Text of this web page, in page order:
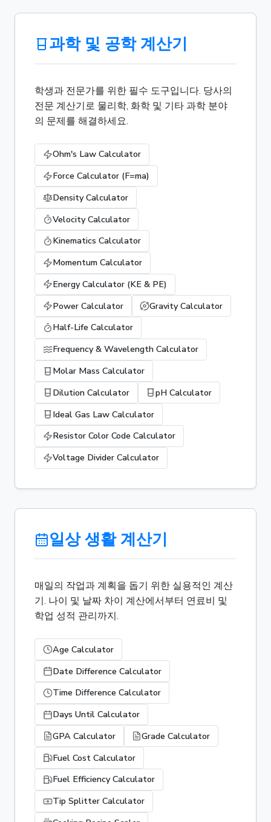
과학 및 공학 계산기
학생과 전문가를 위한 필수 도구입니다. 당사의
전문 계산기로 물리학, 화학 및 기타 과학 분야
의 문제를 해결하세요.
Ohm's Law Calculator
Force Calculator (F=ma)
Density Calculator
Velocity Calculator
Kinematics Calculator
Momentum Calculator
Energy Calculator (KE & PE)
Power Calculator
Gravity Calculator
Half-Life Calculator
Frequency & Wavelength Calculator
Molar Mass Calculator
Dilution Calculator
pH Calculator
Ideal Gas Law Calculator
Resistor Color Code Calculator
Voltage Divider Calculator
일상 생활 계산기
매일의 작업과 계획을 돕기 위한 실용적인 계산
기. 나이 및 날짜 차이 계산에서부터 연료비 및
학업 성적 관리까지.
Age Calculator
Date Difference Calculator
Time Difference Calculator
Days Until Calculator
GPA Calculator
Grade Calculator
Fuel Cost Calculator
Fuel Efficiency Calculator
Tip Splitter Calculator